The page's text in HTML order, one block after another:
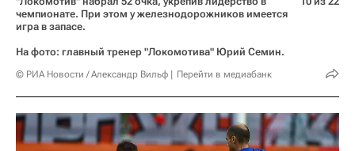
чемпионате. При этом у железнодорожников имеется
игра в запасе.
На фото: главный тренер "Локомотива" Юрий Семин.
© РИА Новости / Александр Вильф Перейти в медиабанк